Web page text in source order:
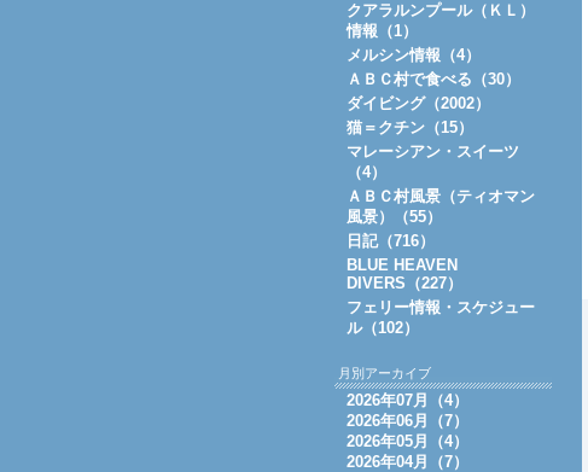
クアラルンプール（ＫＬ）
情報（1）
メルシン情報（4）
ＡＢＣ村で食べる（30）
ダイビング（2002）
猫＝クチン（15）
マレーシアン・スイーツ
（4）
ＡＢＣ村風景（ティオマン
風景）（55）
日記（716）
BLUE HEAVEN
DIVERS（227）
フェリー情報・スケジュー
ル（102）
月別アーカイブ
2026年07月（4）
2026年06月（7）
2026年05月（4）
2026年04月（7）